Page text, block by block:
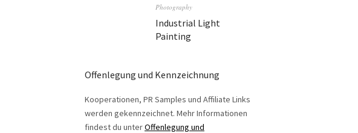
Photography
Industrial Light
Painting
Offenlegung und Kennzeichnung
Kooperationen, PR Samples und Affiliate Links
werden gekennzeichnet. Mehr Informationen
findest du unterOffenlegung und